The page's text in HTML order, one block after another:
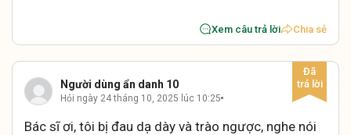
Xem câu trả lời Chia sẻ
Người dùng ẩn danh 10
Hỏi ngày 24 tháng 10, 2025 lúc 10:25
Bác sĩ ơi, tôi bị đau dạ dày và trào ngược, nghe nói